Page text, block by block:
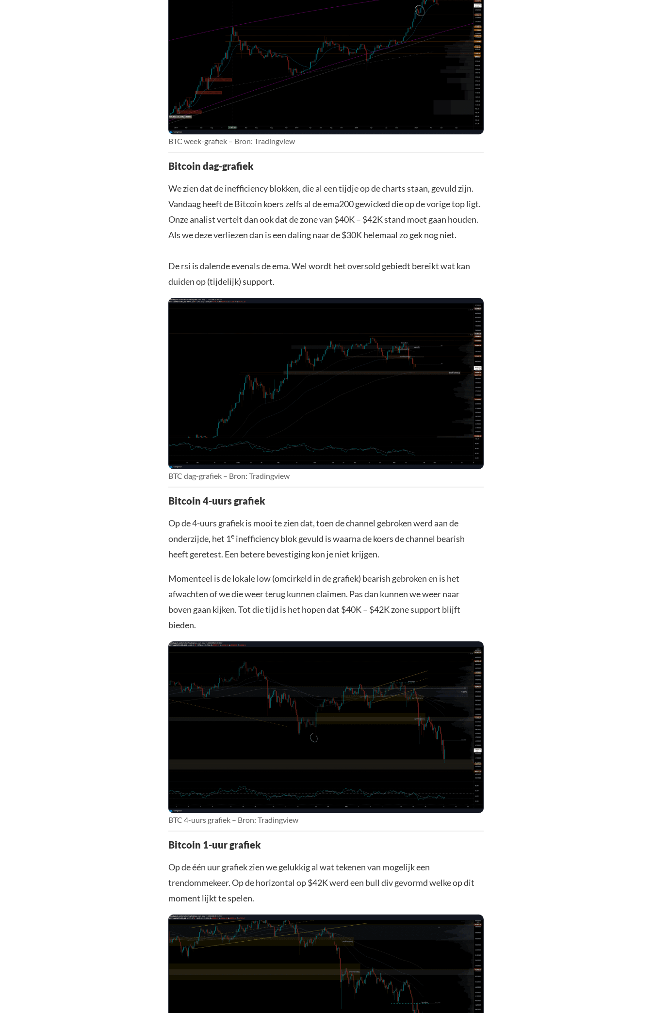
BTC week-grafiek – Bron: Tradingview
Bitcoin dag-grafiek
We zien dat de inefficiency blokken, die al een tijdje op de charts staan, gevuld zijn.
Vandaag heeft de Bitcoin koers zelfs al de ema200 gewicked die op de vorige top ligt.
Onze analist vertelt dan ook dat de zone van $40K – $42K stand moet gaan houden.
Als we deze verliezen dan is een daling naar de $30K helemaal zo gek nog niet.
De rsi is dalende evenals de ema. Wel wordt het oversold gebiedt bereikt wat kan
duiden op (tijdelijk) support.
BTC dag-grafiek – Bron: Tradingview
Bitcoin 4-uurs grafiek
Op de 4-uurs grafiek is mooi te zien dat, toen de channel gebroken werd aan de
onderzijde, het 1e inefficiency blok gevuld is waarna de koers de channel bearish
heeft geretest. Een betere bevestiging kon je niet krijgen.
Momenteel is de lokale low (omcirkeld in de grafiek) bearish gebroken en is het
afwachten of we die weer terug kunnen claimen. Pas dan kunnen we weer naar
boven gaan kijken. Tot die tijd is het hopen dat $40K – $42K zone support blijft
bieden.
BTC 4-uurs grafiek – Bron: Tradingview
Bitcoin 1-uur grafiek
Op de één uur grafiek zien we gelukkig al wat tekenen van mogelijk een
trendommekeer. Op de horizontal op $42K werd een bull div gevormd welke op dit
moment lijkt te spelen.